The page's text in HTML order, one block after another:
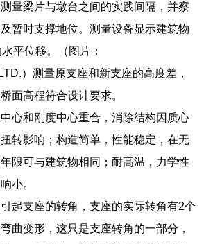
量梁片与墩台之间的实践间隔，并察
暂时支撑地位。测量设备显示建筑物
平位移。（图片：
）测量原支座和新支座的高度差，
面高程符合设计要求。
心和刚度中心重合，消除结构因质心
转影响；构造简单，性能稳定，在无
限可与建筑物相同；耐高温，力学性
小。
起支座的转角，支座的实际转角有2个
曲变形，这只是支座转角的一部分，